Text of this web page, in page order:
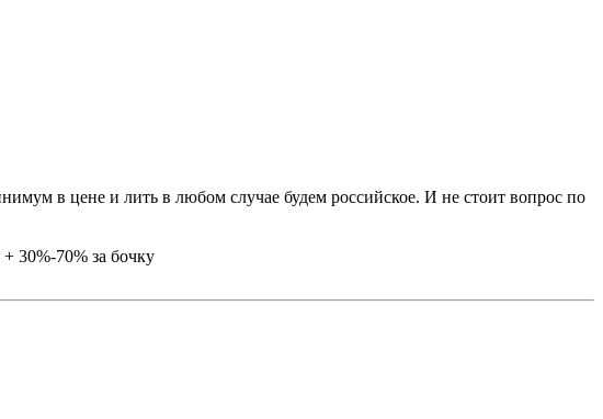
в цене и лить в любом случае будем российское. И не стоит вопрос по
30%-70% за бочку